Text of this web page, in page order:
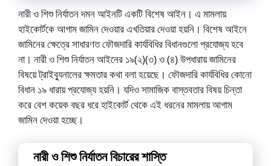
নারী ও শিশু নির্যাতন দমন আইনটি একটি বিশেষ আইন। এ মামলায়
হাইকোর্টকে আগাম জামিন দেওয়ার এখতিয়ার দেওয়া হয়নি। বিশেষ আইনে
জামিনের ক্ষেত্রে সাধারণত ফৌজদারি কার্যবিধির বিধানগুলো প্রযোজ্য হবে
না। নারী ও শিশু নির্যাতন আইনের ১৯(২)(৩) ও (৪) উপধারায় জামিনের
বিষয়ে ট্রাইব্যুনালের ক্ষমতার কথা বলা হয়েছে। ফৌজদারি কার্যবিধির কোনো
বিধান ১৯ ধারায় প্রযোজ্য হয়নি। যদিও সামাজিক বাস্তবতার বিষয় চিন্তা
করে বেশ কয়েক বছর ধরে হাইকোর্ট থেকে এই ধরনের মামলায় আগাম
জামিন দেওয়া হচ্ছে।
নারী ও শিশু নির্যাতন বিচারেরশাস্তি